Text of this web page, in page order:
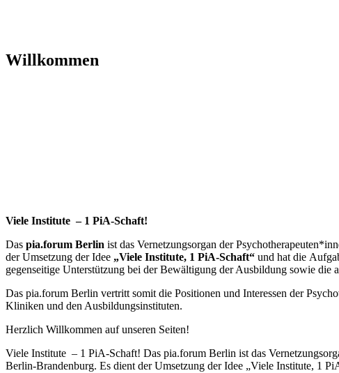
Willkommen
Viele Institute – 1 PiA-Schaft!
Das pia.forum Berlin ist das Vernetzungsorgan der
der Umsetzung der Idee „Viele Institute, 1 PiA-Schaft“ und hat die
gegenseitige Unterstützung bei der Bewältigung der Ausbildung sowie
Das pia.forum Berlin vertritt somit die Positionen und Interessen der
Kliniken und den Ausbildungsinstituten.
Herzlich Willkommen auf unseren Seiten!
Viele Institute – 1 PiA-Schaft! Das pia.forum Berlin ist das
Berlin-Brandenburg. Es dient der Umsetzung der Idee „Viele Institute, 1